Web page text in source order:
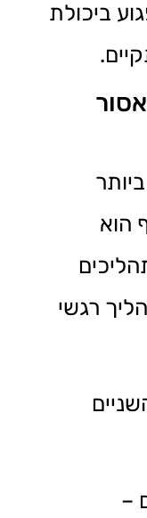
ביכולת
הוא
רגשי
–